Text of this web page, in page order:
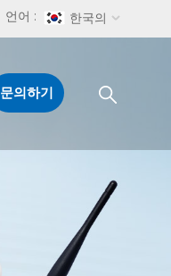
언어 : 한국의
문의하기